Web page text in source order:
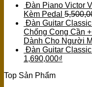
Đàn Piano Victor
Kèm Pedal
Đàn Guitar
Chống Cong Cần
Dành Cho Người
Đàn Guitar
1,690,000₫
Top Sản Phẩm